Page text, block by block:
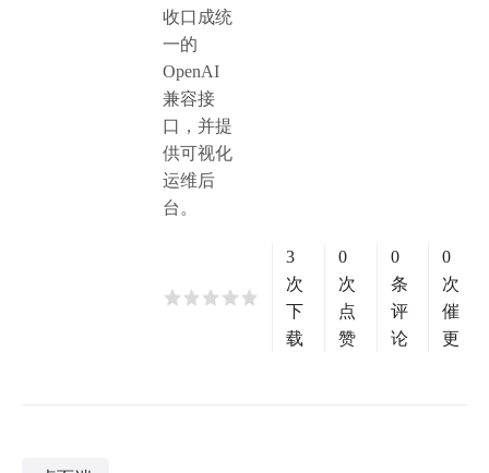
收口成统
一的
OpenAI
兼容接
口，并提
供可视化
运维后
台。
3
次
下
载
0
次
点
赞
0
条
评
论
0
次
催
更